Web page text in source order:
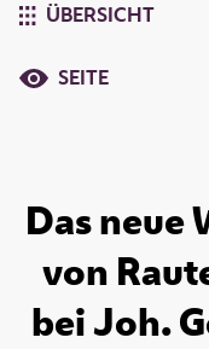
ÜBERSICHT
SEITE
Das neue
von
bei Joh.